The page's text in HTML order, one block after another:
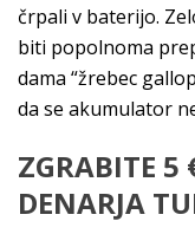
črpali v baterijo.
biti popolnoma
dama “žrebec
da se akumulator
ZGRABITE 5
DENARJA